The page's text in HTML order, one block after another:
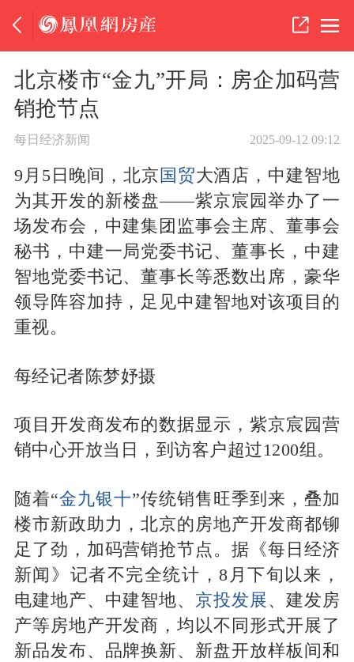
北京楼市“金九”开局：房企加码营
销抢节点
每日经济新闻 2025-09-12 09:12
9月5日晚间，北京 国贸大酒店，中建智地
为其开发的新楼盘——紫京宸园举办了一
场发布会，中建集团监事会主席、董事会
秘书，中建一局党委书记、董事长，中建
智地党委书记、董事长等悉数出席，豪华
领导阵容加持，足见中建智地对该项目的
重视。
每经记者陈梦妤摄
项目开发商发布的数据显示，紫京宸园营
销中心开放当日，到访客户超过1200组。
随着“金九银十”传统销售旺季到来，叠加
楼市新政助力，北京的房地产开发商都铆
足了劲，加码营销抢节点。据《每日经济
新闻》记者不完全统计，8月下旬以来，
电建地产、中建智地、 京投发展、建发房
产等房地产开发商，均以不同形式开展了
新品发布、品牌换新、新盘开放样板间和